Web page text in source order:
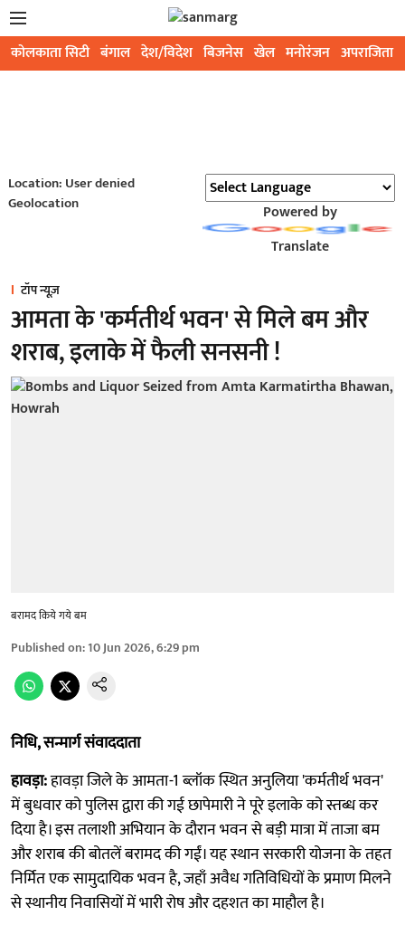
कोलकाता सिटी बंगाल देश/विदेश बिजनेस खेल मनोरंजन अपराजिता
Location: User denied
Geolocation
Powered by
Translate
टॉप न्यूज़
आमता के 'कर्मतीर्थ भवन' से मिले बम और
शराब, इलाके में फैली सनसनी !
बरामद किये गये बम
Published on:10 Jun 2026, 6:29 pm
निधि, सन्मार्ग संवाददाता
हावड़ा:हावड़ा जिले के आमता-1 ब्लॉक स्थित अनुलिया 'कर्मतीर्थ भवन'
में बुधवार को पुलिस द्वारा की गई छापेमारी ने पूरे इलाके को स्तब्ध कर
दिया है। इस तलाशी अभियान के दौरान भवन से बड़ी मात्रा में ताजा बम
और शराब की बोतलें बरामद की गईं। यह स्थान सरकारी योजना के तहत
निर्मित एक सामुदायिक भवन है, जहाँ अवैध गतिविधियों के प्रमाण मिलने
से स्थानीय निवासियों में भारी रोष और दहशत का माहौल है।